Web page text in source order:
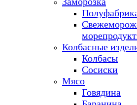
Колбасные
Колбасы
Сосиски
Мясо
Говядина